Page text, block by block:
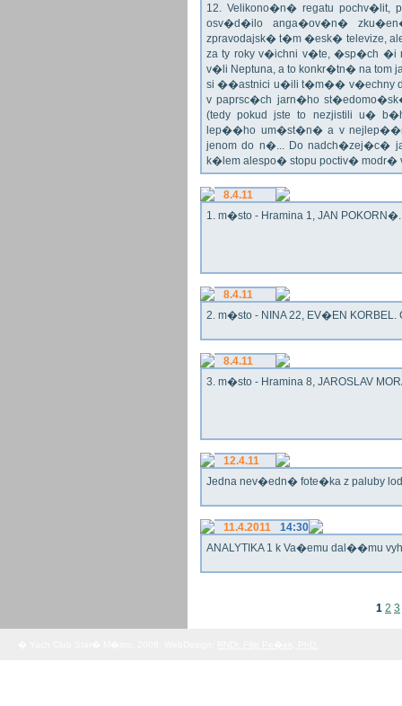
12. Velikono�n� regatu
osv�d�ilo anga�ov�n�
zpravodajsk� t�m �esk� televize,
za ty roky v�ichni v�te, �sp�ch
v�li Neptuna, a to konkr�tn� na tom
si ��astnici u�ili t�m�� v�echny
v paprsc�ch jarn�ho
(tedy pokud jste to nezjistili u�
lep��ho um�st�n� a v
jenom do n�... Do nadch�zej�c�
k�lem alespo� stopu poctiv�
8.4.11
1. m�sto - Hramina 1, JAN
8.4.11
2. m�sto - NINA 22, EV�EN KORBEL.
8.4.11
3. m�sto - Hramina 8, JAROSLAV
12.4.11
Jedna nev�edn� fote�ka z paluby
11.4.2011
14:30
ANALYTIKA 1 k Va�emu dal��mu
1 2 3